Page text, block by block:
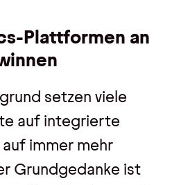
Plattformen an
setzen viele
auf integrierte
immer mehr
Grundgedanke ist